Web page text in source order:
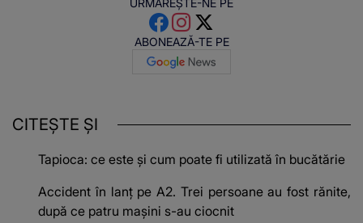
URMĂREȘTE-NE PE
ABONEAZĂ-TE PE
CITEȘTE ȘI
Tapioca: ce este și cum poate fi utilizată în bucătărie
Accident în lanț pe A2. Trei persoane au fost rănite,
după ce patru mașini s-au ciocnit